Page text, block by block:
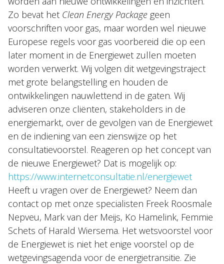
Zo bevat het Clean Energy Package geen
voorschriften voor gas, maar worden wel nieuwe
Europese regels voor gas voorbereid die op een
later moment in de Energiewet zullen moeten
worden verwerkt. Wij volgen dit wetgevingstraject
met grote belangstelling en houden de
ontwikkelingen nauwlettend in de gaten. Wij
adviseren onze cliënten, stakeholders in de
energiemarkt, over de gevolgen van de Energiewet
en de indiening van een zienswijze op het
consultatievoorstel. Reageren op het concept van
de nieuwe Energiewet? Dat is mogelijk op:
https://www.internetconsultatie.nl/energiewet
Heeft u vragen over de Energiewet? Neem dan
contact op met onze specialisten Freek Roosmale
Nepveu, Mark van der Meijs, Ko Hamelink, Femmie
Schets of Harald Wiersema. Het wetsvoorstel voor
de Energiewet is niet het enige voorstel op de
wetgevingsagenda voor de energietransitie. Zie